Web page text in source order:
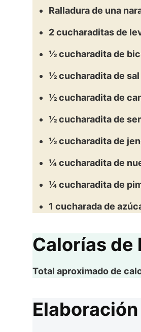
Ralladura de una
2 cucharaditas de
½ cucharadita de
½ cucharadita de sal
½ cucharadita de
½ cucharadita de
½ cucharadita de
¼ cucharadita de
¼ cucharadita de
1 cucharada de
Calorías de
Total aproximado de
Elaboración